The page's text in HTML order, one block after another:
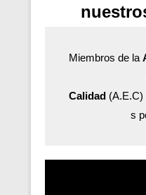
Miembros de la
Calidad(A.E.C)
s